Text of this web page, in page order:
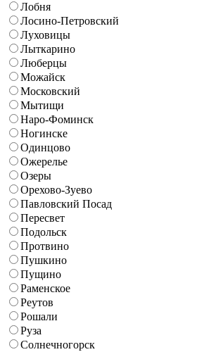
Лобня
Лосино-Петровский
Луховицы
Лыткарино
Люберцы
Можайск
Московский
Мытищи
Наро-Фоминск
Ногинске
Одинцово
Ожерелье
Озеры
Орехово-Зуево
Павловский Посад
Пересвет
Подольск
Протвино
Пушкино
Пущино
Раменское
Реутов
Рошали
Руза
Солнечногорск